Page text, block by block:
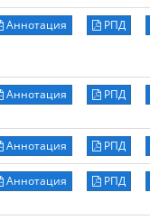
Аннотация РПД
Аннотация РПД
Аннотация РПД
Аннотация РПД